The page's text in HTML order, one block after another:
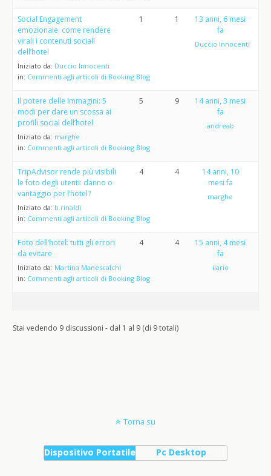
Social Engagement
emozionale: come rendere
virali i contenuti sociali
dell’hotel
Iniziato da: Duccio Innocenti
in: Commenti agli articoli di Booking Blog
1 1
13 anni, 6 mesi
fa
Duccio Innocenti
Il potere delle Immagini: 5
modi per dare un scossa ai
profili social dell’hotel
Iniziato da: marghe
in: Commenti agli articoli di Booking Blog
5 9
14 anni, 3 mesi
fa
andreab
TripAdvisor rende più visibili
le foto degli utenti: danno o
vantaggio per l’hotel?
Iniziato da: b.rinaldi
in: Commenti agli articoli di Booking Blog
4 4
14 anni, 10
mesi fa
marghe
Foto dell’hotel: tutti gli errori
da evitare
Iniziato da: Martina Manescalchi
in: Commenti agli articoli di Booking Blog
4 4
15 anni, 4 mesi
fa
ilario
Stai vedendo 9 discussioni - dal 1 al 9 (di 9 totali)
Torna su
Dispositivo Portatile Pc Desktop